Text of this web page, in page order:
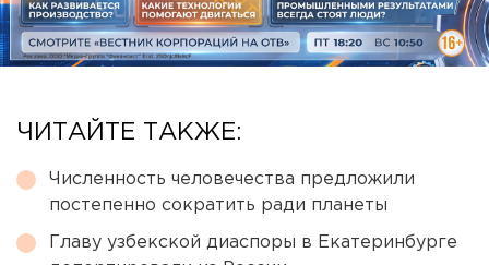
ЧИТАЙТЕ ТАКЖЕ:
Численность человечества предложили
постепенно сократить ради планеты
Главу узбекской диаспоры в Екатеринбурге